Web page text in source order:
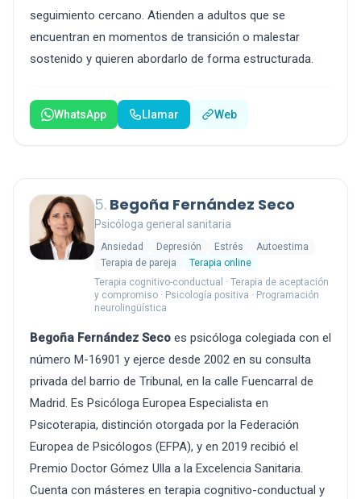
seguimiento cercano. Atienden a adultos que se
encuentran en momentos de transición o malestar
sostenido y quieren abordarlo de forma estructurada.
WhatsApp Llamar Web
5. Begoña Fernández Seco
Psicóloga general sanitaria
Ansiedad Depresión Estrés
Autoestima
Terapia de pareja
Terapia online
Terapia cognitivo-conductual · Terapia de aceptación
y compromiso · Psicología positiva · Programación
neurolingüística
Begoña Fernández Seco es psicóloga colegiada con el
número M-16901 y ejerce desde 2002 en su consulta
privada del barrio de Tribunal, en la calle Fuencarral de
Madrid. Es Psicóloga Europea Especialista en
Psicoterapia, distinción otorgada por la Federación
Europea de Psicólogos (EFPA), y en 2019 recibió el
Premio Doctor Gómez Ulla a la Excelencia Sanitaria.
Cuenta con másteres en terapia cognitivo-conductual y